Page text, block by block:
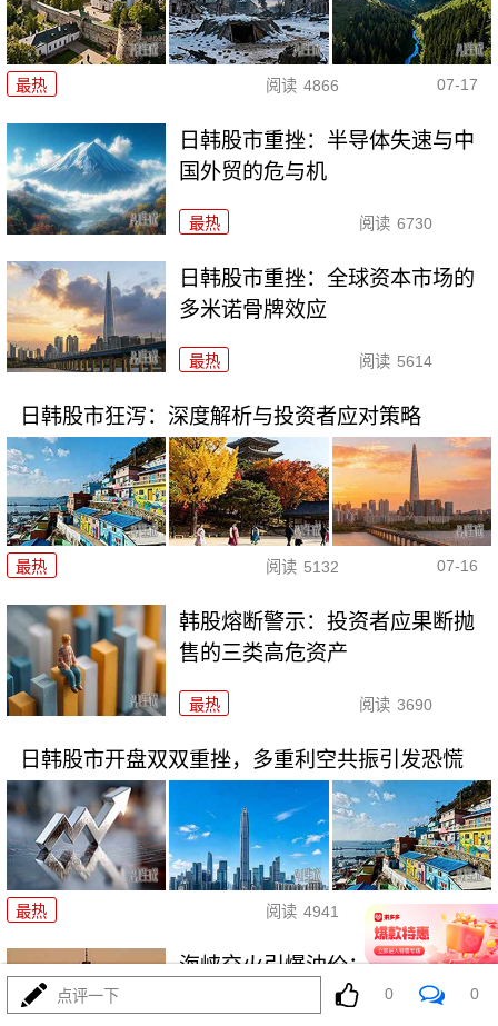
最热 阅读 4866 07-17
日韩股市重挫：半导体失速与中
国外贸的危与机
最热 阅读 6730
日韩股市重挫：全球资本市场的
多米诺骨牌效应
最热 阅读 5614
日韩股市狂泻：深度解析与投资者应对策略
最热 阅读 5132 07-16
韩股熔断警示：投资者应果断抛
售的三类高危资产
最热 阅读 3690
日韩股市开盘双双重挫，多重利空共振引发恐慌
最热 阅读 4941 07-16
海峡交火引爆油价：全球能源市
点评一下 0 0